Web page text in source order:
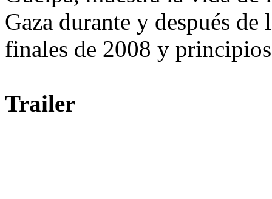
Gaza durante y después
finales de 2008 y
Trailer